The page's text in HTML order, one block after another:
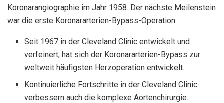
Koronarangiographie im Jahr 1958. Der nächste Meilenstein
war die erste Koronararterien-Bypass-Operation.
Seit 1967 in der Cleveland Clinic entwickelt und
verfeinert, hat sich der Koronararterien-Bypass zur
weltweit häufigsten Herzoperation entwickelt.
Kontinuierliche Fortschritte in der Cleveland Clinic
verbessern auch die komplexe Aortenchirurgie.